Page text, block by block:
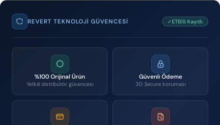
REVERT TEKNOLOJI GÜVENCESI ✓ETBİS Kayıtlı
%100 Orijinal Ürün
Yetkili distribütör güvencesi
Güvenli Ödeme
3D Secure koruması